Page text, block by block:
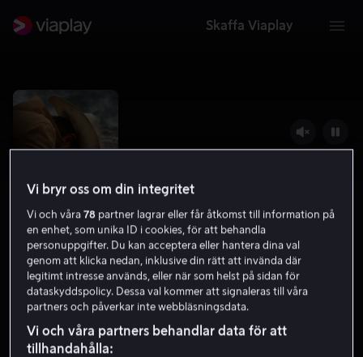
Skaffa Viaplay
No Man's Land
Thriller
HD
Vi bryr oss om din integritet
Vi och våra78 partner lagrar eller får åtkomst till information på
en enhet, som unika ID i cookies, för att behandla
personuppgifter. Du kan acceptera eller hantera dina val
genom att klicka nedan, inklusive din rätt att invända där
legitimt intresse används, eller när som helst på sidan för
dataskyddspolicy. Dessa val kommer att signaleras till våra
partners och påverkar inte webbläsningsdata.
Vi och våra partners behandlar data för att
tillhandahålla: